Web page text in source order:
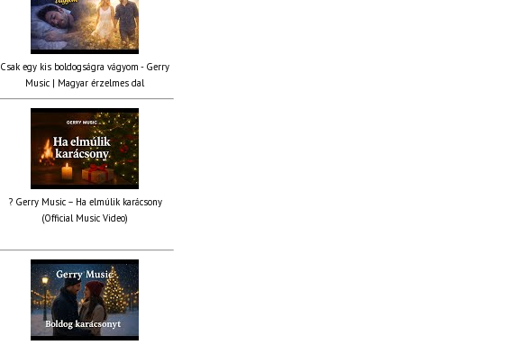
Csak egy kis boldogságra vágyom - Gerry
Music | Magyar érzelmes dal
? Gerry Music – Ha elmúlik karácsony
(Official Music Video)